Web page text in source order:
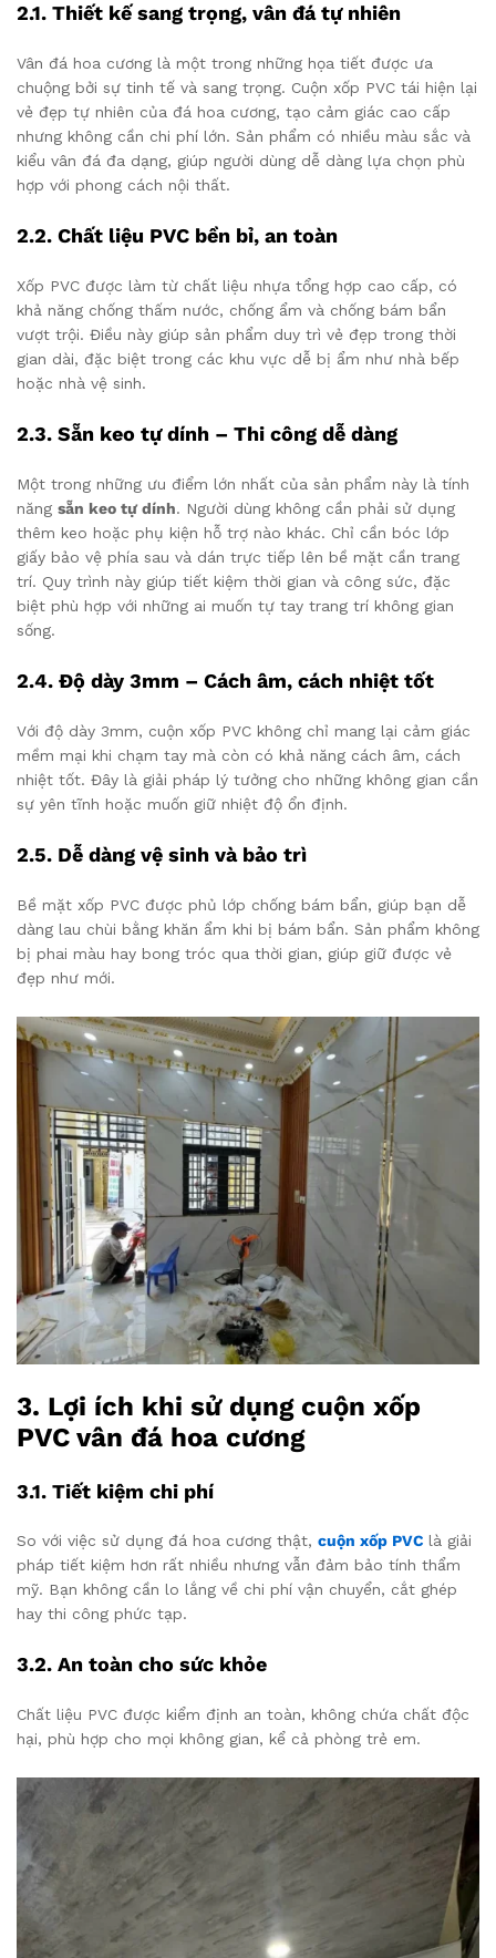
2.1. Thiết kế sang trọng, vân đá tự nhiên
Vân đá hoa cương là một trong những họa tiết được ưa
chuộng bởi sự tinh tế và sang trọng. Cuộn xốp PVC tái hiện lại
vẻ đẹp tự nhiên của đá hoa cương, tạo cảm giác cao cấp
nhưng không cần chi phí lớn. Sản phẩm có nhiều màu sắc và
kiểu vân đá đa dạng, giúp người dùng dễ dàng lựa chọn phù
hợp với phong cách nội thất.
2.2. Chất liệu PVC bền bỉ, an toàn
Xốp PVC được làm từ chất liệu nhựa tổng hợp cao cấp, có
khả năng chống thấm nước, chống ẩm và chống bám bẩn
vượt trội. Điều này giúp sản phẩm duy trì vẻ đẹp trong thời
gian dài, đặc biệt trong các khu vực dễ bị ẩm như nhà bếp
hoặc nhà vệ sinh.
2.3. Sẵn keo tự dính – Thi công dễ dàng
Một trong những ưu điểm lớn nhất của sản phẩm này là tính
năng sẵn keo tự dính. Người dùng không cần phải sử dụng
thêm keo hoặc phụ kiện hỗ trợ nào khác. Chỉ cần bóc lớp
giấy bảo vệ phía sau và dán trực tiếp lên bề mặt cần trang
trí. Quy trình này giúp tiết kiệm thời gian và công sức, đặc
biệt phù hợp với những ai muốn tự tay trang trí không gian
sống.
2.4. Độ dày 3mm – Cách âm, cách nhiệt tốt
Với độ dày 3mm, cuộn xốp PVC không chỉ mang lại cảm giác
mềm mại khi chạm tay mà còn có khả năng cách âm, cách
nhiệt tốt. Đây là giải pháp lý tưởng cho những không gian cần
sự yên tĩnh hoặc muốn giữ nhiệt độ ổn định.
2.5. Dễ dàng vệ sinh và bảo trì
Bề mặt xốp PVC được phủ lớp chống bám bẩn, giúp bạn dễ
dàng lau chùi bằng khăn ẩm khi bị bám bẩn. Sản phẩm không
bị phai màu hay bong tróc qua thời gian, giúp giữ được vẻ
đẹp như mới.
3. Lợi ích khi sử dụng cuộn xốp
PVC vân đá hoa cương
3.1. Tiết kiệm chi phí
So với việc sử dụng đá hoa cương thật, cuộn xốp PVC là giải
pháp tiết kiệm hơn rất nhiều nhưng vẫn đảm bảo tính thẩm
mỹ. Bạn không cần lo lắng về chi phí vận chuyển, cắt ghép
hay thi công phức tạp.
3.2. An toàn cho sức khỏe
Chất liệu PVC được kiểm định an toàn, không chứa chất độc
hại, phù hợp cho mọi không gian, kể cả phòng trẻ em.